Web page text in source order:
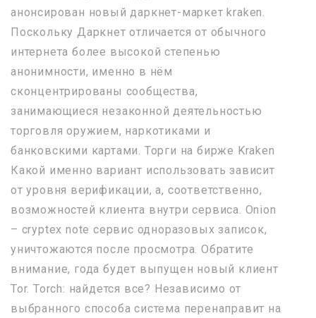
анонсирован новый даркнет-маркет kraken.
Поскольку Даркнет отличается от обычного
интернета более высокой степенью
анонимности, именно в нём
сконцентрированы сообщества,
занимающиеся незаконной деятельностью
торговля оружием, наркотиками и
банковскими картами. Торги на бирже Kraken
Какой именно вариант использовать зависит
от уровня верификации, а, соответственно,
возможностей клиента внутри сервиса. Onion
– cryptex note сервис одноразовых записок,
уничтожаются после просмотра. Обратите
внимание, года будет выпущен новый клиент
Tor. Torch: найдется все? Независимо от
выбранного способа система перенаправит на